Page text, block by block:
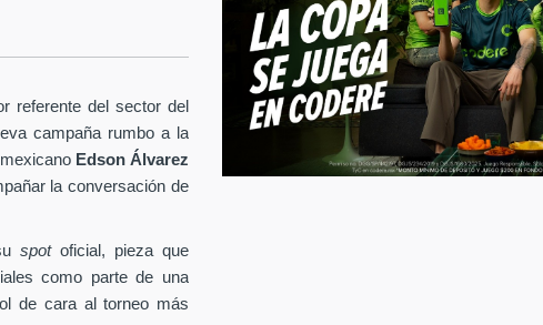
referente del sector del
campaña rumbo a la
Edson Álvarez
la conversación de
spot oficial, pieza que
como parte de una
de cara al torneo más